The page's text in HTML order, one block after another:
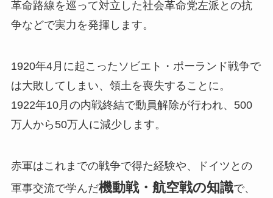
革命路線を巡って対立した社会革命党左派との抗
争などで実力を発揮します。
1920年4月に起こったソビエト・ポーランド戦争で
は大敗してしまい、領土を喪失することに。
1922年10月の内戦終結で動員解除が行われ、500
万人から50万人に減少します。
赤軍はこれまでの戦争で得た経験や、ドイツとの
軍事交流で学んだ機動戦・航空戦の知識で、